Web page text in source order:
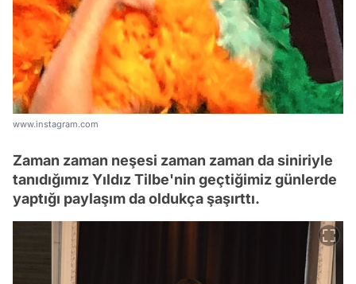
www.instagram.com
Zaman zaman neşesi zaman zaman da siniriyle
tanıdığımız Yıldız Tilbe'nin geçtiğimiz günlerde
yaptığı paylaşım da oldukça şaşırttı.